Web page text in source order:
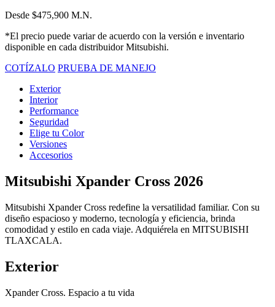
Desde $475,900 M.N.
*El precio puede variar de acuerdo con la versión e inventario
disponible en cada distribuidor Mitsubishi.
COTÍZALO PRUEBA DE MANEJO
Exterior
Interior
Performance
Seguridad
Elige tu Color
Versiones
Accesorios
Mitsubishi Xpander Cross 2026
Mitsubishi Xpander Cross redefine la versatilidad familiar. Con su
diseño espacioso y moderno, tecnología y eficiencia, brinda
comodidad y estilo en cada viaje. Adquiérela en MITSUBISHI
TLAXCALA.
Exterior
Xpander Cross. Espacio a tu vida